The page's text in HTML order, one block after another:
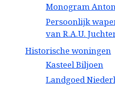
Monogram
Persoonlijk
van R.A.U.
Historische woningen
Kasteel Biljoen
Landgoed